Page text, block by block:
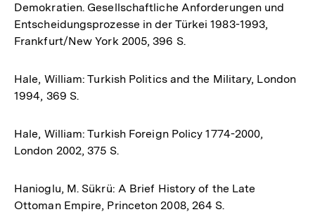
Demokratien. Gesellschaftliche Anforderungen und
Entscheidungsprozesse in der Türkei 1983-1993,
Frankfurt/New York 2005, 396 S.
Hale, William: Turkish Politics and the Military, London
1994, 369 S.
Hale, William: Turkish Foreign Policy 1774-2000,
London 2002, 375 S.
Hanioglu, M. Sükrü: A Brief History of the Late
Ottoman Empire, Princeton 2008, 264 S.